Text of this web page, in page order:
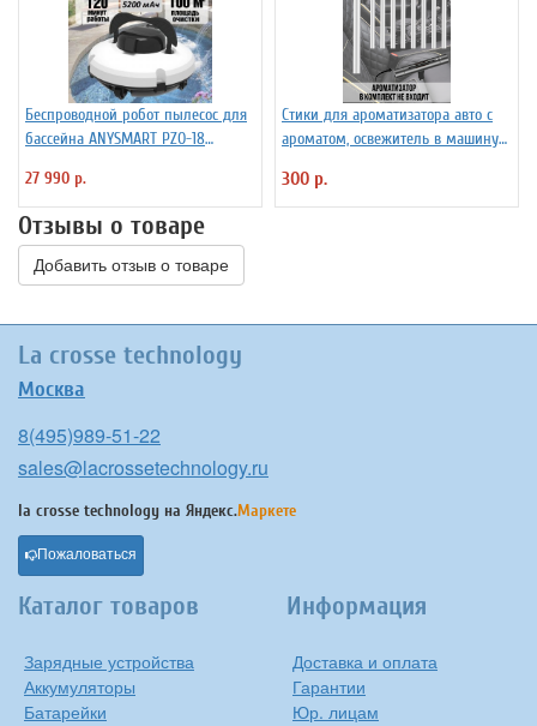
Беспроводной робот пылесос для
бассейна ANYSMART PZO-18
27 990 р.
Стики для ароматизатора авто с
ароматом, освежитель в машину
300 р.
Отзывы о товаре
Добавить отзыв о товаре
La crosse technology
Москва
8(495)989-51-22
sales@lacrossetechnology.ru
la crosse technology на Яндекс.Маркете
Пожаловаться
Каталог товаров
Зарядные устройства
Аккумуляторы
Батарейки
Информация
Доставка и оплата
Гарантии
Юр. лицам